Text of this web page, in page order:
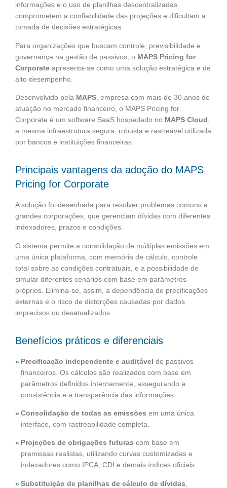
informações e o uso de planilhas descentralizadas
comprometem a confiabilidade das projeções e dificultam a
tomada de decisões estratégicas.
Para organizações que buscam controle, previsibilidade e
governança na gestão de passivos, o MAPS Pricing for
Corporate apresenta-se como uma solução estratégica e de
alto desempenho.
Desenvolvido pela MAPS, empresa com mais de 30 anos de
atuação no mercado financeiro, o MAPS Pricing for
Corporate é um software SaaS hospedado no MAPS Cloud,
a mesma infraestrutura segura, robusta e rastreável utilizada
por bancos e instituições financeiras.
Principais vantagens da adoção do MAPS
Pricing for Corporate
A solução foi desenhada para resolver problemas comuns a
grandes corporações, que gerenciam dívidas com diferentes
indexadores, prazos e condições.
O sistema permite a consolidação de múltiplas emissões em
uma única plataforma, com memória de cálculo, controle
total sobre as condições contratuais, e a possibilidade de
simular diferentes cenários com base em parâmetros
próprios. Elimina-se, assim, a dependência de precificações
externas e o risco de distorções causadas por dados
imprecisos ou desatualizados.
Benefícios práticos e diferenciais
Precificação independente e auditável de passivos
financeiros. Os cálculos são realizados com base em
parâmetros definidos internamente, assegurando a
consistência e a transparência das informações.
Consolidação de todas as emissões em uma única
interface, com rastreabilidade completa.
Projeções de obrigações futuras com base em
premissas realistas, utilizando curvas customizadas e
indexadores como IPCA, CDI e demais índices oficiais.
Substituição de planilhas de cálculo de dívidas